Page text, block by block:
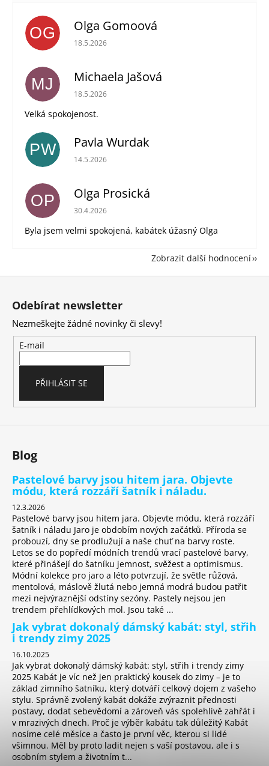
OG Olga Gomoová
Hodnocení obchodu je 5 z 5 hvězdiček.
18.5.2026
MJ Michaela Jašová
Hodnocení obchodu je 5 z 5 hvězdiček.
18.5.2026
Velká spokojenost.
PW Pavla Wurdak
Hodnocení obchodu je 5 z 5 hvězdiček.
14.5.2026
OP Olga Prosická
Hodnocení obchodu je 5 z 5 hvězdiček.
30.4.2026
Byla jsem velmi spokojená, kabátek úžasný Olga
Zobrazit další hodnocení
Z
Odebírat newsletter
Nezmeškejte žádné novinky či slevy!
E-mail
PŘIHLÁSIT SE
Blog
Pastelové barvy jsou hitem jara. Objevte
módu, která rozzáří šatník i náladu.
12.3.2026
Pastelové barvy jsou hitem jara. Objevte módu, která rozzáří
šatník i náladu Jaro je obdobím nových začátků. Příroda se
probouzí, dny se prodlužují a naše chuť na barvy roste.
Letos se do popředí módních trendů vrací pastelové barvy,
které přinášejí do šatníku jemnost, svěžest a optimismus.
Módní kolekce pro jaro a léto potvrzují, že světle růžová,
mentolová, máslově žlutá nebo jemná modrá budou patřit
mezi nejvýraznější odstíny sezóny. Pastely nejsou jen
trendem přehlídkových mol. Jsou také ...
Jak vybrat dokonalý dámský kabát: styl, střih
i trendy zimy 2025
16.10.2025
Jak vybrat dokonalý dámský kabát: styl, střih i trendy zimy
2025 Kabát je víc než jen praktický kousek do zimy – je to
základ zimního šatníku, který dotváří celkový dojem z vašeho
stylu. Správně zvolený kabát dokáže zvýraznit přednosti
postavy, dodat sebevědomí a zároveň vás spolehlivě zahřát i
v mrazivých dnech. Proč je výběr kabátu tak důležitý Kabát
nosíme celé měsíce a často je první věc, kterou si lidé
všimnou. Měl by proto ladit nejen s vaší postavou, ale i s
osobním stylem a životním t...